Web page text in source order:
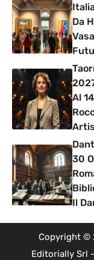
Da
Al
30
Il
Copyright ©
Editorially Srl